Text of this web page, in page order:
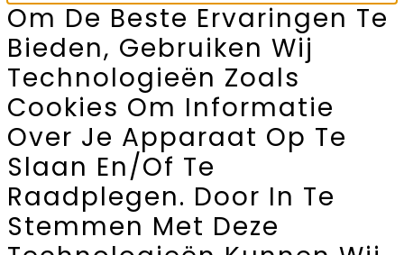
Om De Beste Ervaringen Te
Bieden, Gebruiken Wij
Technologieën Zoals
Cookies Om Informatie
Over Je Apparaat Op Te
Slaan En/of Te
Raadplegen. Door In Te
Stemmen Met Deze